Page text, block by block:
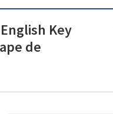
Key
de